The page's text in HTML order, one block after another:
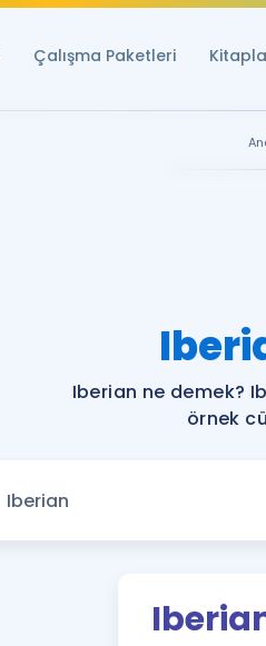
Çalışma Paketleri
Iberian ne demek?
örnek